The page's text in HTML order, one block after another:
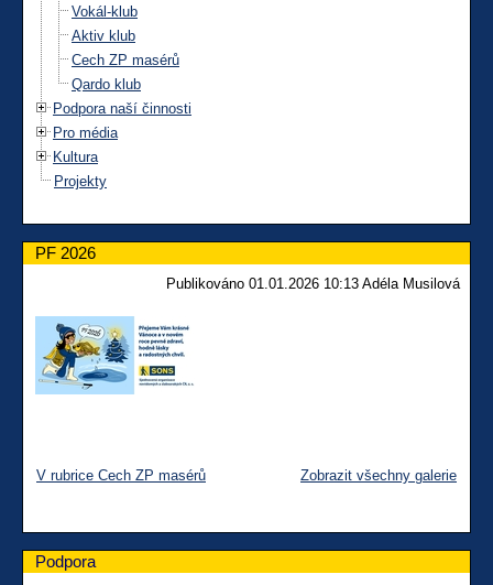
Vokál-klub
Aktiv klub
Cech ZP masérů
Qardo klub
Podpora naší činnosti
Pro média
Kultura
Projekty
PF 2026
Publikováno 01.01.2026 10:13 Adéla Musilová
V rubrice Cech ZP masérů Zobrazit všechny galerie
Podpora